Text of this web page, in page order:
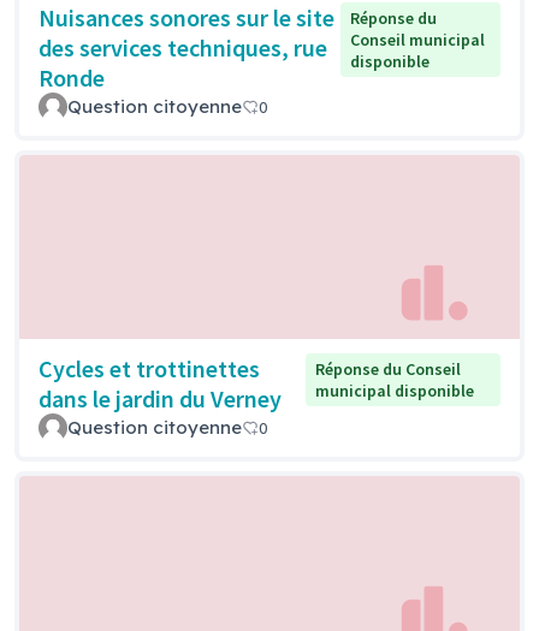
Nuisances sonores sur le site
des services techniques, rue
Ronde
Réponse du
Conseil municipal
disponible
Question citoyenne 0
Cycles et trottinettes
dans le jardin du Verney
Réponse du Conseil
municipal disponible
Question citoyenne 0